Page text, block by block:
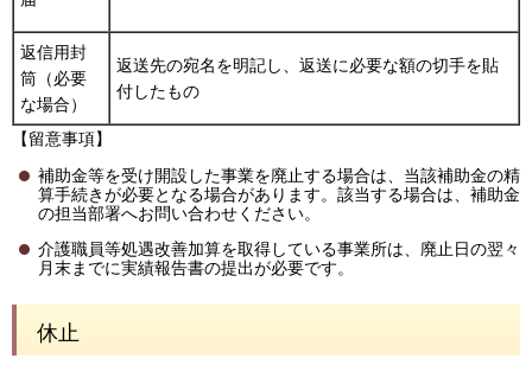
返信用封
筒（必要
な場合）
返送先の宛名を明記し、返送に必要な額の切手を貼
付したもの
【留意事項】
補助金等を受け開設した事業を廃止する場合は、当該補助金の精
算手続きが必要となる場合があります。該当する場合は、補助金
の担当部署へお問い合わせください。
介護職員等処遇改善加算を取得している事業所は、廃止日の翌々
月末までに実績報告書の提出が必要です。
休止